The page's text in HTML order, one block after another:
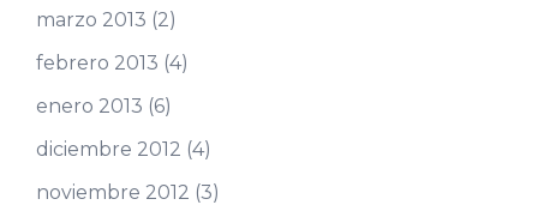
marzo 2013 (2)
febrero 2013 (4)
enero 2013 (6)
diciembre 2012 (4)
noviembre 2012 (3)